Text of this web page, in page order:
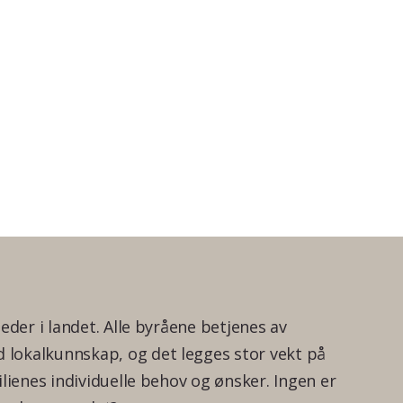
i landet. Alle byråene betjenes av
lokalkunnskap, og det legges stor vekt på
individuelle behov og ønsker. Ingen er